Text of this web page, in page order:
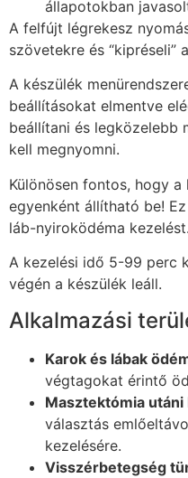
állapotokban
A felfújt légrekesz
szövetekre és “kipréseli”
A készülék
beállításokat elmentve
beállítani és legközelebb
kell megnyomni.
Különösen fontos, hogy
egyenként állítható be!
láb-nyiroködéma kezelést.
A kezelési idő 5-99 perc
végén a készülék leáll.
Alkalmazási
Karok és lábak
végtagokat érintő
Masztektómia utáni
választás
kezelésére.
Visszérbetegség